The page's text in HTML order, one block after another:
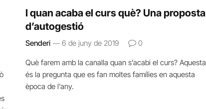
I quan acaba el curs què? Una proposta
d’autogestió
Senderi 6 de juny de 2019 0
Què farem amb la canalla quan s’acabi el curs? Aquesta
és la pregunta que es fan moltes famílies en aquesta
època de l’any.